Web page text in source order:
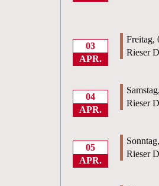
03
APR.
Freitag,
Rieser
04
APR.
Rieser
05
APR.
Rieser